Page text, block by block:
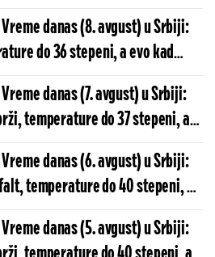
a u ovom delu zemlje pljuskovi i
Vreme danas (8. avgust) u Srbiji:
do 36 stepeni, a evo kad
Vreme danas (7. avgust) u Srbiji:
temperature do 37 stepeni, a
šok obrt
Vreme danas (6. avgust) u Srbiji:
temperature do 40 stepeni, a
dolazi zahlađenje
Vreme danas (5. avgust) u Srbiji: